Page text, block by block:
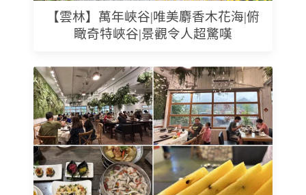
【雲林】萬年峽谷|唯美麝香木花海|俯
瞰奇特峽谷|景觀令人超驚嘆